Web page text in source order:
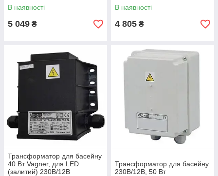
В наявності
5 049 ₴
В наявності
4 805 ₴
Трансформатор для басейну
40 Вт Vagner, для LED
(залитий) 230В/12В
Трансформатор для басейну
230В/12В, 50 Вт